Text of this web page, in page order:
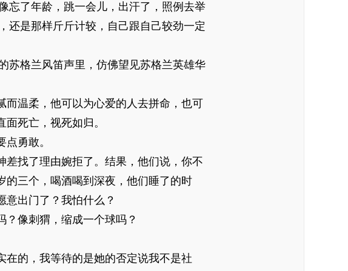
了年龄，跳一会儿，出汗了，照例去举
还是那样斤斤计较，自己跟自己较劲一定
格兰风笛声里，仿佛望见苏格兰英雄华
温柔，他可以为心爱的人去拼命，也可
死亡，视死如归。
勇敢。
找了理由婉拒了。结果，他们说，你不
的三个，喝酒喝到深夜，他们睡了的时
出门了？我怕什么？
像刺猬，缩成一个球吗？
的，我等待的是她的否定说我不是社